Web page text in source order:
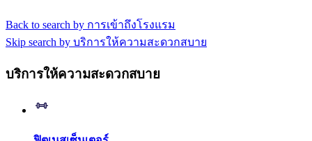
Back to search by การเข้าถึงโรงแรม
Skip search by บริการให้ความสะดวกสบาย
บริการให้ความสะดวกสบาย